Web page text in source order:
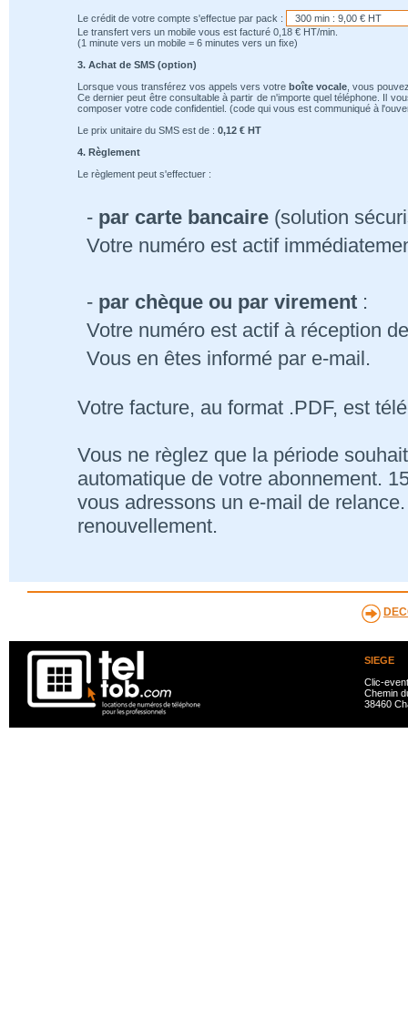
Le crédit de votre compte s'effectue par pack :
Le transfert vers un mobile vous est facturé 0,18 € HT/min.
(1 minute vers un mobile = 6 minutes vers un fixe)
3. Achat de SMS (option)
Lorsque vous transférez vos appels vers votre boîte vocale , vous
Ce dernier peut être consultable à partir de n'importe quel téléphone. Il
composer votre code confidentiel. (code qui vous est communiqué à
Le prix unitaire du SMS est de : 0,12 € HT
4. Règlement
Le règlement peut s'effectuer :
- par carte bancaire (solution
Votre numéro est actif
- par chèque ou par virement :
Votre numéro est actif à réception
Vous en êtes informé par e-mail.
Votre facture, au format .PDF, est
Vous ne règlez que la période
automatique de votre abonnement.
vous adressons un e-mail de
renouvellement.
SIEGE
Clic-
Chemin
38460